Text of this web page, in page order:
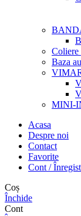
Coliere
Baza
MINI-
Acasa
Despre noi
Contact
Favorite
Cont /
Coș
Închide
Cont